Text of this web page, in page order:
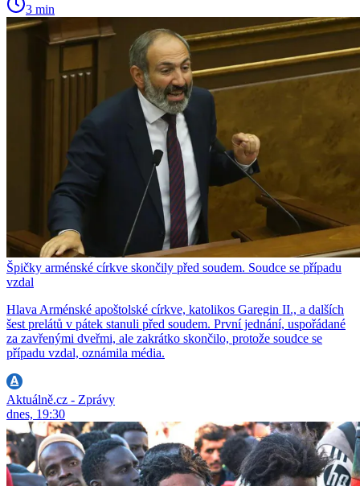
3 min
Špičky arménské církve skončily před soudem. Soudce se případu
vzdal
Hlava Arménské apoštolské církve, katolikos Garegin II., a dalších
šest prelátů v pátek stanuli před soudem. První jednání, uspořádané
za zavřenými dveřmi, ale zakrátko skončilo, protože soudce se
případu vzdal, oznámila média.
Aktuálně.cz - Zprávy
dnes, 19:30